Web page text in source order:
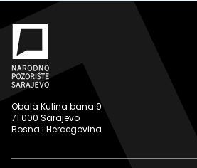
Obala Kulina bana 9
71 000 Sarajevo
Bosna i Hercegovina